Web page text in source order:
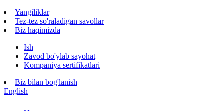
Yangiliklar
Tez-tez so'raladigan savollar
Biz haqimizda
Ish
Zavod bo'ylab sayohat
Kompaniya sertifikatlari
Biz bilan bog'lanish
English